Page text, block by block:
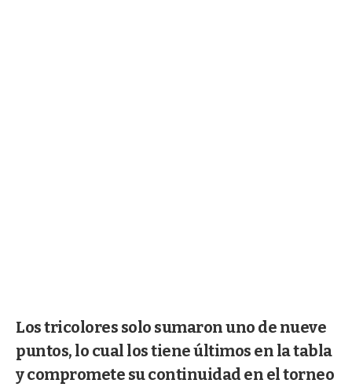
Los tricolores solo sumaron uno de nueve
puntos, lo cual los tiene últimos en la tabla
y compromete su continuidad en el torneo